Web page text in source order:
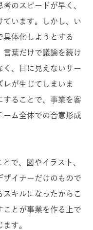
のスピードが早く、
ています。しかし、い
具体化しようとする
言葉だけで議論を続け
く、目に見えないサー
レが生じてしまいま
することで、事業を客
ーム全体での合意形成
で、図やイラスト、
ザイナーだけのもので
キルになったからこ
ことが事業を作る上で
す。